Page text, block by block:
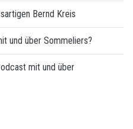
Bernd Kreis
und über Sommeliers?
mit und über